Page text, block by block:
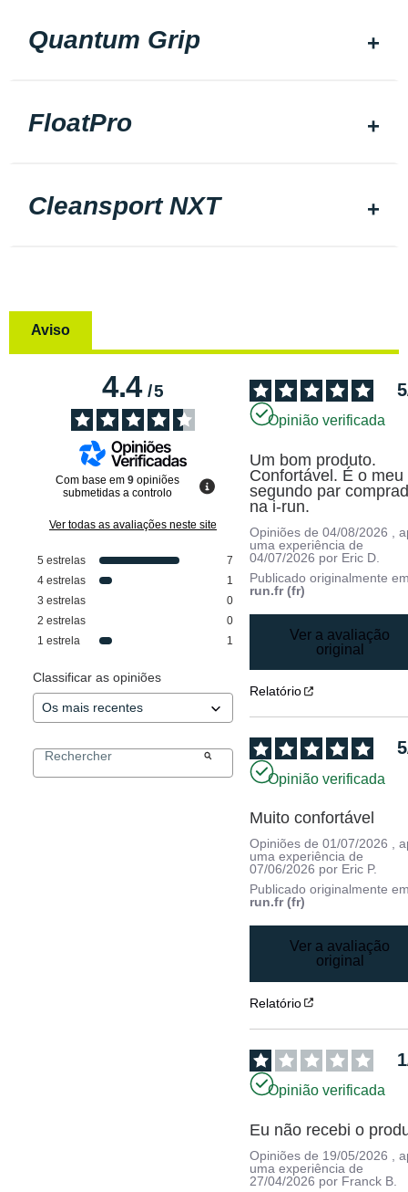
Quantum Grip
FloatPro
Cleansport NXT
Aviso
4.4/5
Com base em 9 opiniões
submetidas a controlo
Ver todas as avaliações neste site
5 estrelas
7
4 estrelas
1
3 estrelas
0
2 estrelas
0
1 estrela 1
Classificar as opiniões
5
Opinião verificada
Um bom produto.
Confortável. É o meu
segundo par
na i-run.
Opiniões de04/08/2026
,
uma experiência de
04/07/2026 por Eric D.
Publicado originalmente
run.fr (fr)
Ver a avaliação
original
Relatório
5
Opinião verificada
Muito confortável
Opiniões de01/07/2026 ,
uma experiência de
07/06/2026 por Eric P.
Publicado originalmente
run.fr (fr)
Ver a avaliação
original
Relatório
1
Opinião verificada
Eu não recebi o
Opiniões de 19/05/2026
,
uma experiência de
27/04/2026 por Franck B.